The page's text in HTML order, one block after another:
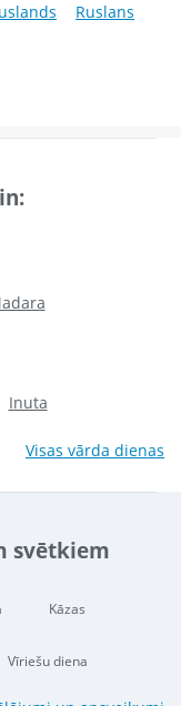
Ruslans
Inuta
Visas vārda dienas
svētkiem
Kāzas
Vīriešu diena